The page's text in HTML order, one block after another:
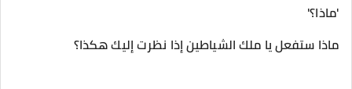
'ماذا؟'
ماذا ستفعل يا ملك الشياطين إذا نظرت إليك هكذا؟